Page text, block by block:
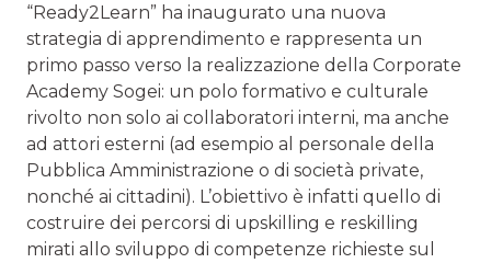
“Ready2Learn” ha inaugurato una nuova
strategia di apprendimento e rappresenta un
primo passo verso la realizzazione della Corporate
Academy Sogei: un polo formativo e culturale
rivolto non solo ai collaboratori interni, ma anche
ad attori esterni (ad esempio al personale della
Pubblica Amministrazione o di società private,
nonché ai cittadini). L’obiettivo è infatti quello di
costruire dei percorsi di upskilling e reskilling
mirati allo sviluppo di competenze richieste sul